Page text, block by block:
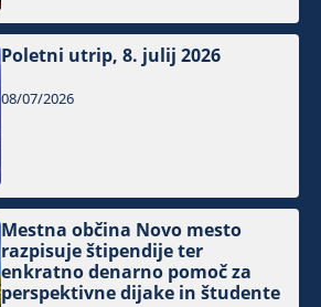
Poletni utrip, 8. julij 2026
08/07/2026
Mestna občina Novo mesto
razpisuje štipendije ter
enkratno denarno pomoč za
perspektivne dijake in študente